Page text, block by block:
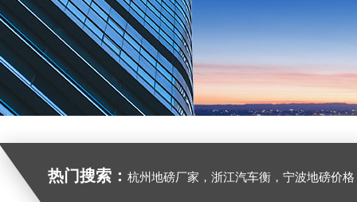
热门搜索： 杭州地磅厂家，浙江汽车衡，宁波地磅价格，浙江地